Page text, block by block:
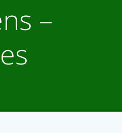
–